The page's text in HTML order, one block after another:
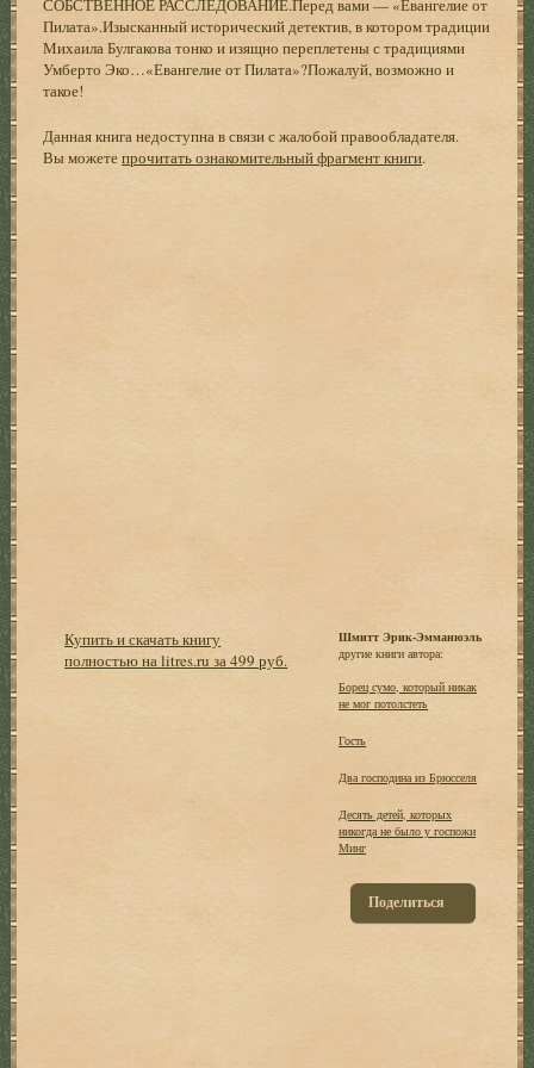
СОБСТВЕННОЕ РАССЛЕДОВАНИЕ.Перед вами — «Евангелие от
Пилата».Изысканный исторический детектив, в котором традиции
Михаила Булгакова тонко и изящно переплетены с традициями
Умберто Эко…«Евангелие от Пилата»?Пожалуй, возможно и
такое!
Данная книга недоступна в связи с жалобой правообладателя.
Вы можетепрочитать ознакомительный фрагмент книги.
Купить и скачать книгу
полностью на litres.ru за 499 руб.
Шмитт Эрик-Эмманюэль
другие книги автора:
Борец сумо, который никак
не мог потолстеть
Гость
Два господина из Брюсселя
Десять детей, которых
никогда не было у госпожи
Минг
Поделиться